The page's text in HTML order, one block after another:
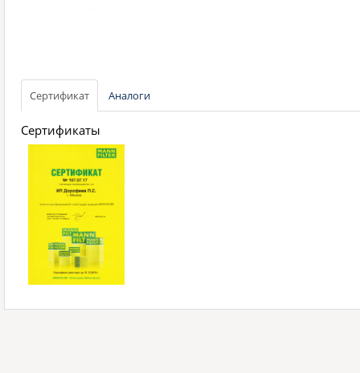
Сертификат Аналоги
Сертификаты